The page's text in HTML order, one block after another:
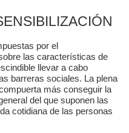
por el
las características de
llevar a cabo
barreras sociales. La plena
más conseguir la
del que suponen las
cotidiana de las personas